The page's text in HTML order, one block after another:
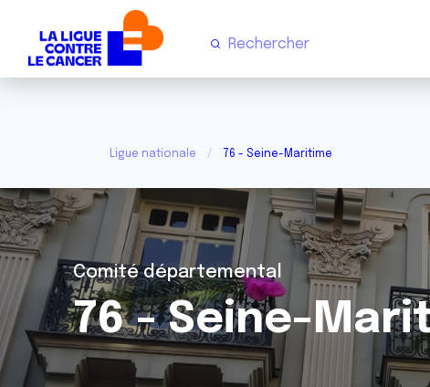
Ligue nationale 76 - Seine-Maritime
Comité départemental
76 - Seine-